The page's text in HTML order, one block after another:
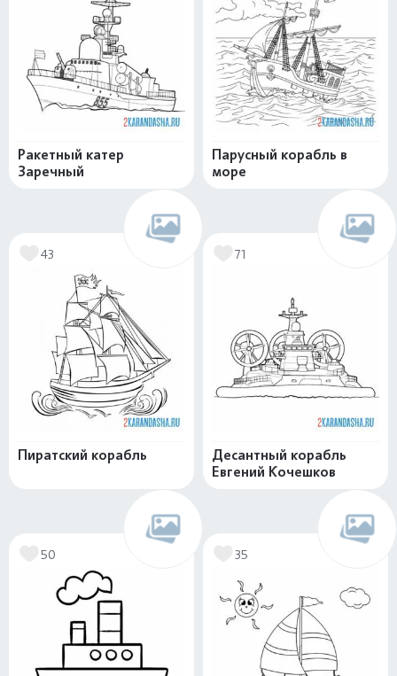
Ракетный катер
Заречный
Парусный корабль в
море
43
Пиратский корабль
71
Десантный корабль
Евгений Кочешков
50 35